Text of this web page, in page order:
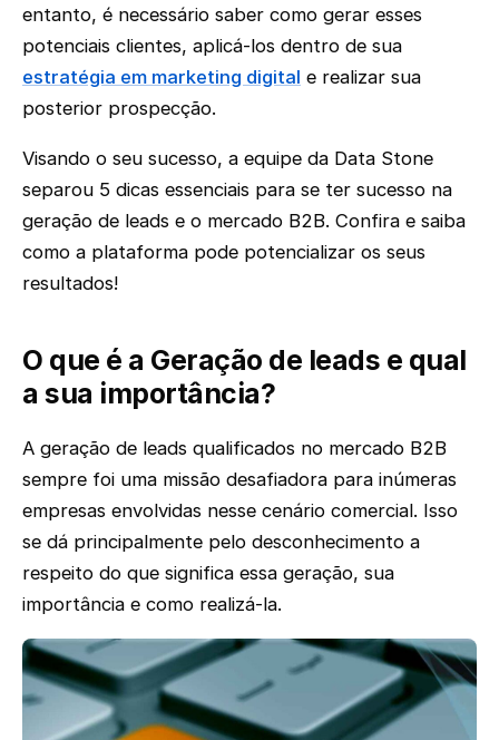
entanto, é necessário saber como gerar esses
potenciais clientes, aplicá-los dentro de sua
estratégia em marketing digital e realizar sua
posterior prospecção.
Visando o seu sucesso, a equipe da Data Stone
separou 5 dicas essenciais para se ter sucesso na
geração de leads e o mercado B2B. Confira e saiba
como a plataforma pode potencializar os seus
resultados!
O que é a Geração de leads e qual
a sua importância?
A geração de leads qualificados no mercado B2B
sempre foi uma missão desafiadora para inúmeras
empresas envolvidas nesse cenário comercial. Isso
se dá principalmente pelo desconhecimento a
respeito do que significa essa geração, sua
importância e como realizá-la.